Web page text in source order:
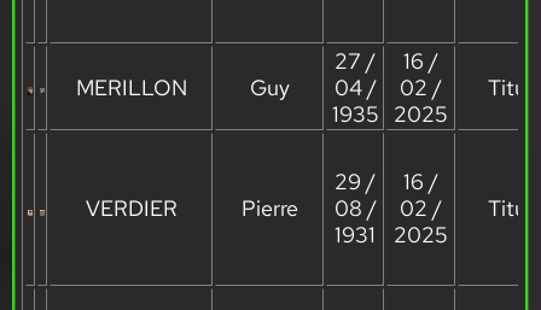
MERILLON Guy
27 /
04 /
1935
16 /
02 /
2025
VERDIER Pierre
29 /
08 /
1931
16 /
02 /
2025